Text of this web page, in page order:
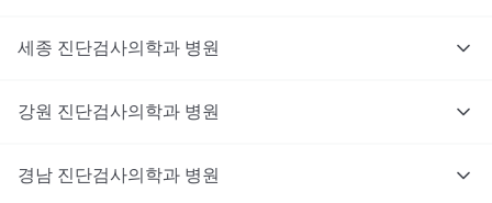
세종 진단검사의학과 병원
강원 진단검사의학과 병원
경남 진단검사의학과 병원